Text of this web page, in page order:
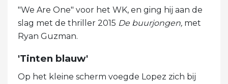
"We Are One" voor het WK, en ging hij aan de
slag met de thriller 2015 De buurjongen, met
Ryan Guzman.
'Tinten blauw'
Op het kleine scherm voegde Lopez zich bij